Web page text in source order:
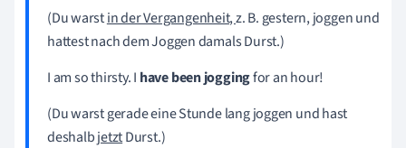
(Du warstin der Vergangenheit,z. B. gestern, joggen und
hattest nach dem Joggen damals Durst.)
I am so thirsty. I have been joggingfor an hour!
(Du warst gerade eine Stunde lang joggen und hast
deshalbjetztDurst.)